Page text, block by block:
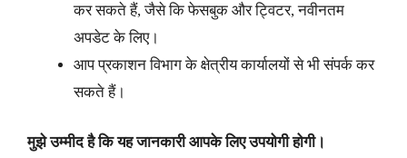
कर सकते हैं, जैसे कि फेसबुक और ट्विटर, नवीनतम
अपडेट के लिए।
आप प्रकाशन विभाग के क्षेत्रीय कार्यालयों से भी संपर्क कर
सकते हैं।
मुझे उम्मीद है कि यह जानकारी आपके लिए उपयोगी होगी।